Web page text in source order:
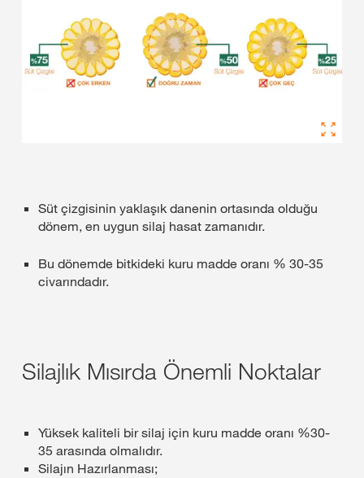
Süt çizgisinin yaklaşık danenin ortasında olduğu
dönem, en uygun silaj hasat zamanıdır.
Bu dönemde bitkideki kuru madde oranı % 30-35
civarındadır.
Silajlık Mısırda Önemli Noktalar
Yüksek kaliteli bir silaj için kuru madde oranı %30-
35 arasında olmalıdır.
Silajın Hazırlanması;